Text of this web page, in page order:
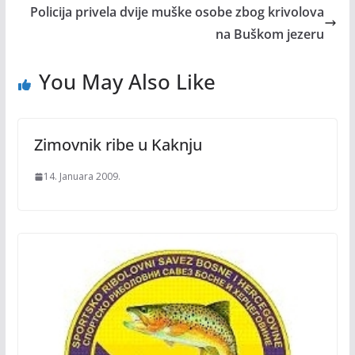
Policija privela dvije muške osobe zbog krivolova
na Buškom jezeru
You May Also Like
Zimovnik ribe u Kaknju
14. Januara 2009.